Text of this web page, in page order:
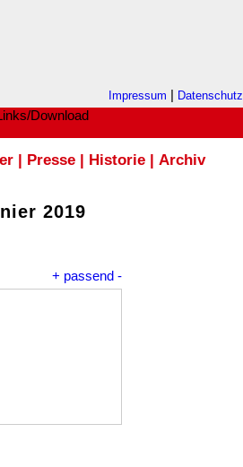
Impressum | Datenschutz
| Presse | Historie | Archiv
2019
+ passend -